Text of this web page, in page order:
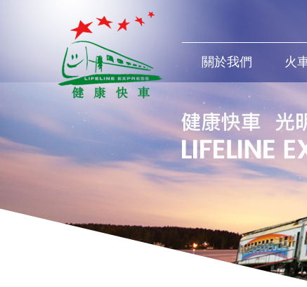
關於我們 火